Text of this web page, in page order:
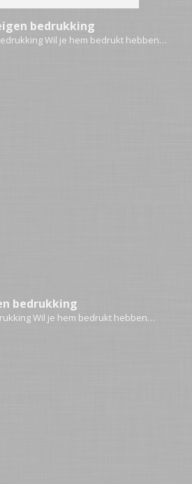
bedrukking
Wil je hem bedrukt hebben…
bedrukking
Wil je hem bedrukt hebben…